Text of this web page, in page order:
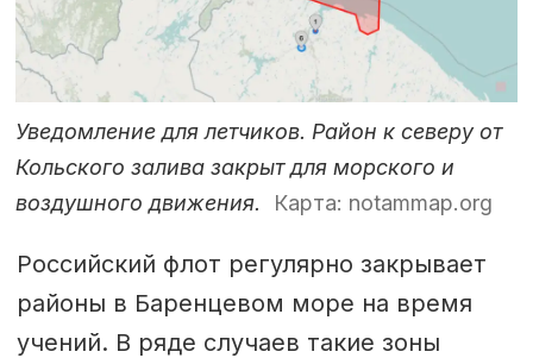
Уведомление для летчиков. Район к северу от
Кольского залива закрыт для морского и
воздушного движения.
Карта: notammap.org
Российский флот регулярно закрывает
районы в Баренцевом море на время
учений. В ряде случаев такие зоны